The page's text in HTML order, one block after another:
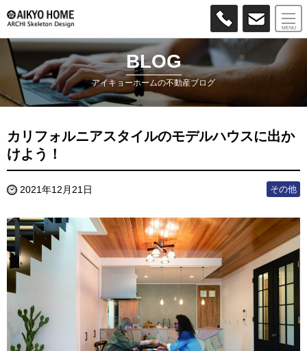
BLOG
アイキョーホームの不動産ブログ
カリフォルニアスタイルのモデルハウスに出か
けよう！
2021年12月21日 その他
MENU